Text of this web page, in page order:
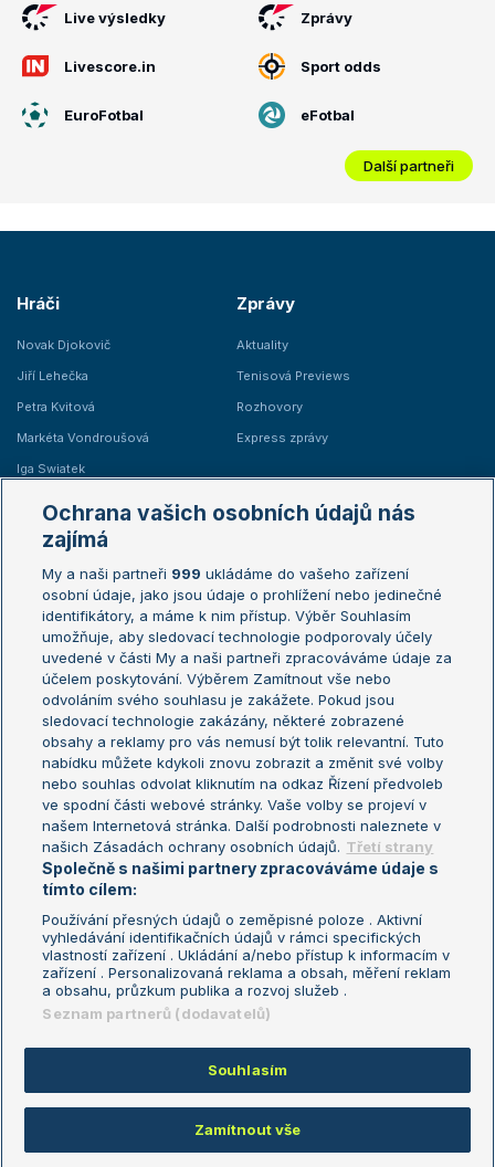
Live výsledky Zprávy
Livescore.in Sport odds
EuroFotbal eFotbal
Další partneři
Hráči
Novak Djokovič
Jiří Lehečka
Petra Kvitová
Markéta Vondroušová
Iga Swiatek
Zprávy
Aktuality
Tenisová Previews
Rozhovory
Express zprávy
Žebříčky
Žebříček ATP (muži)
Žebříček WTA (ženy)
Sázkařský žebříček
Australian Open
French Open
Wimbledon
US Open
Turnaj mistrů
Turnaj mistryň
Aktualní trendy
Fotbalové přestupy
Livesport Daily
LS Prague Open
Podmínky užití
Nastavení soukromí
GDPR a žurnalistika
Reklama
Kontakt
Informace o zpracování osobních
údajů
Copyright © 2008-2026 TenisPortal.cz. Využíváme zpravodajství ČTK.
Ochrana vašich osobních údajů nás
zajímá
My a naši partneři 999 ukládáme do vašeho zařízení
osobní údaje, jako jsou údaje o prohlížení nebo jedinečné
identifikátory, a máme k nim přístup. Výběr Souhlasím
umožňuje, aby sledovací technologie podporovaly účely
uvedené v části My a naši partneři zpracováváme údaje za
účelem poskytování. Výběrem Zamítnout vše nebo
odvoláním svého souhlasu je zakážete. Pokud jsou
sledovací technologie zakázány, některé zobrazené
obsahy a reklamy pro vás nemusí být tolik relevantní. Tuto
nabídku můžete kdykoli znovu zobrazit a změnit své volby
nebo souhlas odvolat kliknutím na odkaz Řízení předvoleb
ve spodní části webové stránky. Vaše volby se projeví v
našem Internetová stránka. Další podrobnosti naleznete v
našich Zásadách ochrany osobních údajů. Třetí strany
Společně s našimi partnery zpracováváme údaje s
tímto cílem:
Používání přesných údajů o zeměpisné poloze . Aktivní
vyhledávání identifikačních údajů v rámci specifických
vlastností zařízení . Ukládání a/nebo přístup k informacím v
zařízení . Personalizovaná reklama a obsah, měření reklam
a obsahu, průzkum publika a rozvoj služeb .
Seznam partnerů (dodavatelů)
Souhlasím
Zamítnout vše